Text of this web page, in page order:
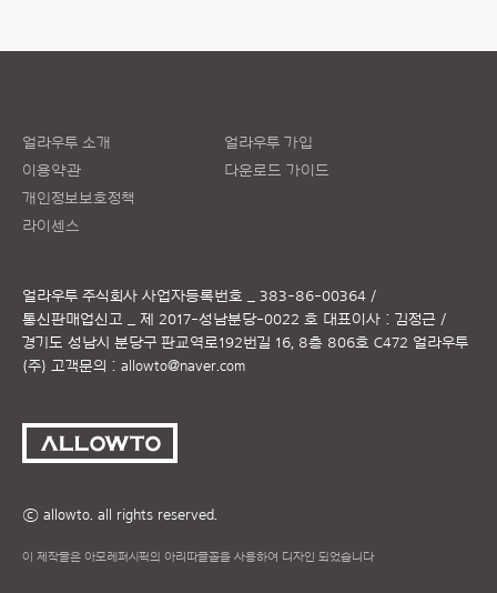
얼라우투 소개
이용약관
개인정보보호정책
라이센스
얼라우투 가입
다운로드 가이드
얼라우투 주식회사 사업자등록번호 _ 383-86-00364 /
통신판매업신고 _ 제 2017-성남분당-0022 호 대표이사 : 김정근 /
경기도 성남시 분당구 판교역로192번길 16, 8층 806호 C472 얼라우투
(주) 고객문의 : allowto@naver.com
ⓒ allowto. all rights reserved.
이 제작물은 아모레퍼시픽의 아리따글꼴을 사용하여 디자인 되었습니다